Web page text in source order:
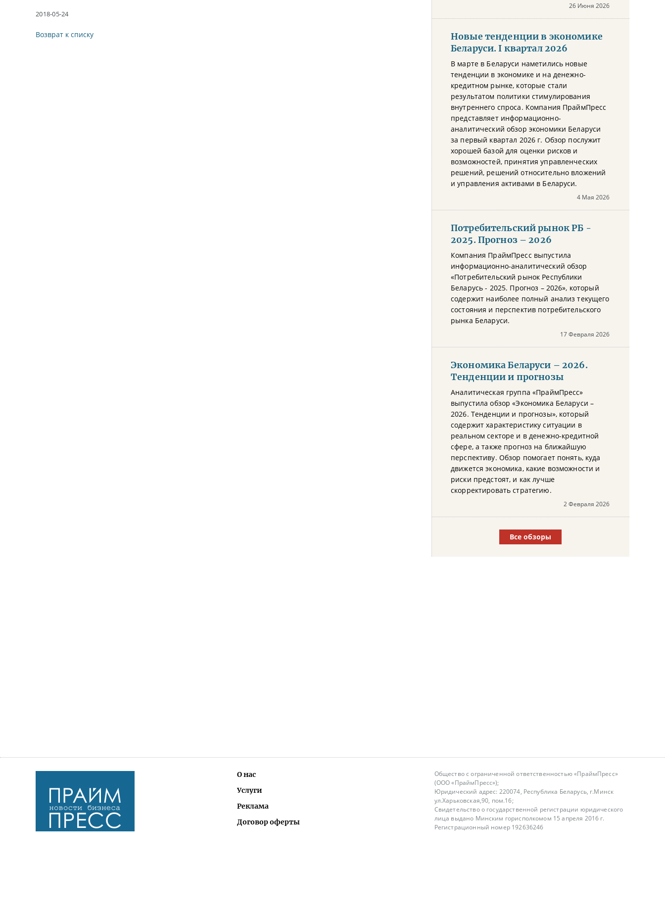
2018-05-24
Возврат к списку
26 Июня 2026
Новые тенденции в экономике
Беларуси. I квартал 2026
В марте в Беларуси наметились новые
тенденции в экономике и на денежно-
кредитном рынке, которые стали
результатом политики стимулирования
внутреннего спроса. Компания ПраймПресс
представляет информационно-
аналитический обзор экономики Беларуси
за первый квартал 2026 г. Обзор послужит
хорошей базой для оценки рисков и
возможностей, принятия управленческих
решений, решений относительно вложений
и управления активами в Беларуси.
4 Мая 2026
Потребительский рынок РБ -
2025. Прогноз – 2026
Компания ПраймПресс выпустила
информационно-аналитический обзор
«Потребительский рынок Республики
Беларусь - 2025. Прогноз – 2026», который
содержит наиболее полный анализ текущего
состояния и перспектив потребительского
рынка Беларуси.
17 Февраля 2026
Экономика Беларуси – 2026.
Тенденции и прогнозы
Аналитическая группа «ПраймПресс»
выпустила обзор «Экономика Беларуси –
2026. Тенденции и прогнозы», который
содержит характеристику ситуации в
реальном секторе и в денежно-кредитной
сфере, а также прогноз на ближайшую
перспективу. Обзор помогает понять, куда
движется экономика, какие возможности и
риски предстоят, и как лучше
скорректировать стратегию.
2 Февраля 2026
Все обзоры
О нас
Услуги
Реклама
Договор оферты
Общество с ограниченной ответственностью «ПраймПресс»
(ООО «ПраймПресс»);
Юридический адрес: 220074, Республика Беларусь, г.Минск
ул.Харьковская,90, пом.16;
Свидетельство о государственной регистрации юридического
лица выдано Минским горисполкомом 15 апреля 2016 г.
Регистрационный номер 192636246